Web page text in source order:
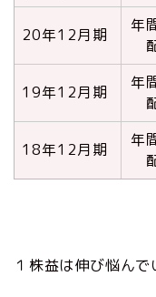
20年12月期
年
19年12月期
年
18年12月期
年
１株益は伸び悩んで